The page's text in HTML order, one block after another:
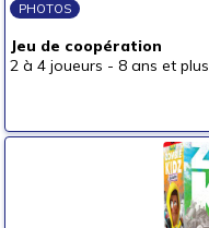
PHOTOS
Jeu de coopération
2 à 4 joueurs - 8 ans et plus